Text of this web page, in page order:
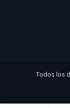
Todos los